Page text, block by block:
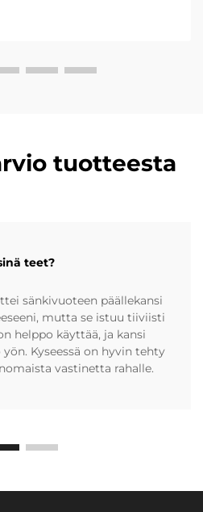
tuotteesta
teet?
sänkivuoteen päällekansi
mutta se istuu tiiviisti
helppo käyttää, ja kansi
Kyseessä on hyvin tehty
vastinetta rahalle.